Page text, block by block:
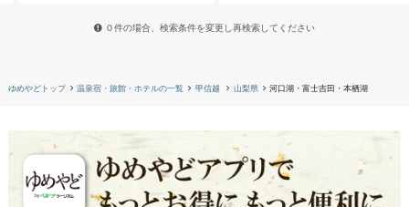
０件の場合、検索条件を変更し再検索してください
ゆめやどトップ 温泉宿・旅館・ホテルの一覧 甲信越 山梨県 河口湖・富士吉田・本栖湖